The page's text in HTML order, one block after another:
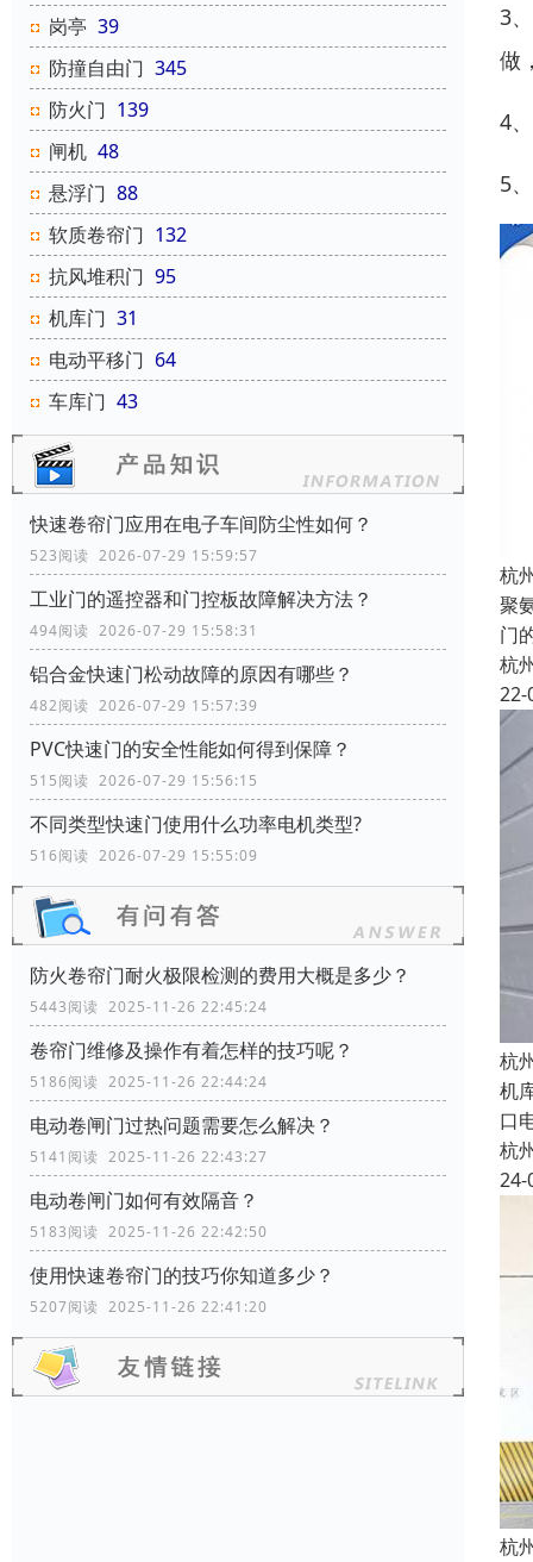
岗亭 39
防撞自由门 345
防火门 139
闸机 48
悬浮门 88
软质卷帘门 132
抗风堆积门 95
机库门 31
电动平移门 64
车库门 43
快速卷帘门应用在电子车间防尘性如何？
523阅读 2026-07-29 15:59:57
工业门的遥控器和门控板故障解决方法？
494阅读 2026-07-29 15:58:31
铝合金快速门松动故障的原因有哪些？
482阅读 2026-07-29 15:57:39
PVC快速门的安全性能如何得到保障？
515阅读 2026-07-29 15:56:15
不同类型快速门使用什么功率电机类型?
516阅读 2026-07-29 15:55:09
防火卷帘门耐火极限检测的费用大概是多少？
5443阅读 2025-11-26 22:45:24
卷帘门维修及操作有着怎样的技巧呢？
5186阅读 2025-11-26 22:44:24
电动卷闸门过热问题需要怎么解决？
5141阅读 2025-11-26 22:43:27
电动卷闸门如何有效隔音？
5183阅读 2025-11-26 22:42:50
使用快速卷帘门的技巧你知道多少？
5207阅读 2025-11-26 22:41:20
3
做
4
5
杭
聚
门
杭
22-
杭
机
口
杭
24-
杭